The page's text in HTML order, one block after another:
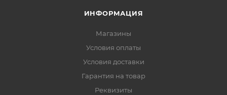
ИНФОРМАЦИЯ
Магазины
Условия оплаты
Условия доставки
Гарантия на товар
Реквизиты